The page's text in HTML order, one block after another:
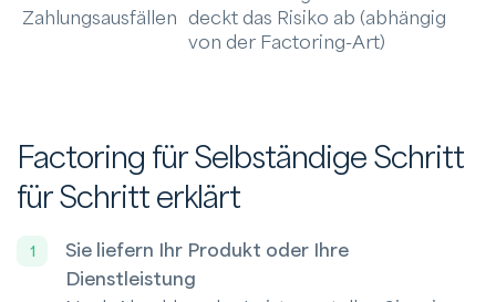
Zahlungsausfällen deckt das Risiko ab (abhängig
von der Factoring-Art)
Factoring für Selbständige Schritt
für Schritt erklärt
Sie liefern Ihr Produkt oder Ihre
Dienstleistung